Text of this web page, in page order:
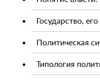
Государство,
Политическая
Типология